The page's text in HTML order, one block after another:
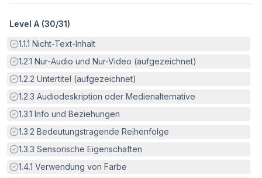
Level A (30/31)
Erfüllt:
1.1.1 Nicht-Text-Inhalt
Erfüllt:
1.2.1 Nur-Audio und Nur-Video (aufgezeichnet)
Erfüllt:
1.2.2 Untertitel (aufgezeichnet)
Erfüllt:
1.2.3 Audiodeskription oder Medienalternative
Erfüllt:
1.3.1 Info und Beziehungen
Erfüllt:
1.3.2 Bedeutungstragende Reihenfolge
Erfüllt:
1.3.3 Sensorische Eigenschaften
Erfüllt:
1.4.1 Verwendung von Farbe